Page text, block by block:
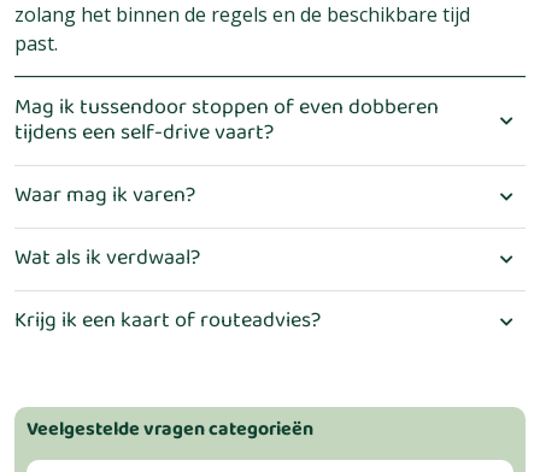
Veelgestelde vragen categorieën
zolang het binnen de regels en de beschikbare tijd
past.
Mag ik tussendoor stoppen of even dobberen
tijdens een self-drive vaart?
Waar mag ik varen?
Wat als ik verdwaal?
Krijg ik een kaart of routeadvies?